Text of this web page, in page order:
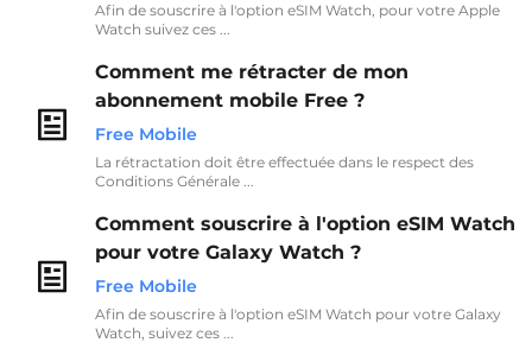
Afin de souscrire à l'option eSIM Watch, pour votre Apple
Watch suivez ces ...
Comment me rétracter de mon
abonnement mobile Free ?
Free Mobile
La rétractation doit être effectuée dans le respect des
Conditions Générale ...
Comment souscrire à l'option eSIM Watch
pour votre Galaxy Watch ?
Free Mobile
Afin de souscrire à l'option eSIM Watch pour votre Galaxy
Watch, suivez ces ...